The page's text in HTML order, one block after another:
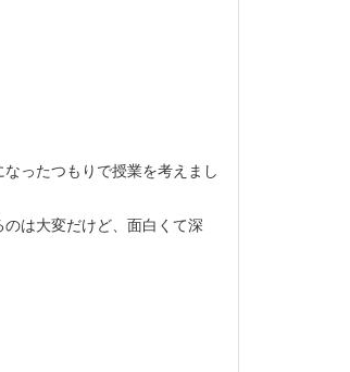
ったつもりで授業を考えまし
は大変だけど、面白くて深